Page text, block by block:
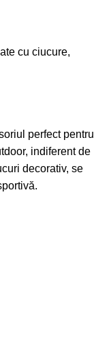
cu ciucure,
perfect pentru
indiferent de
decorativ, se